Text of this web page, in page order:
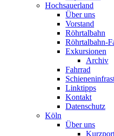
Hochsauerland
Über uns
Vorstand
Röhrtalbahn
Röhrtalbahn-
Exkursionen
Archiv
Fahrrad
Linktipps
Kontakt
Datenschutz
Köln
Über uns